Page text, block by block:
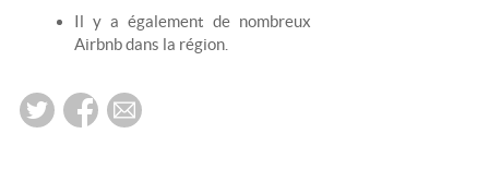
Il y a également de nombreux
Airbnb dans la région.